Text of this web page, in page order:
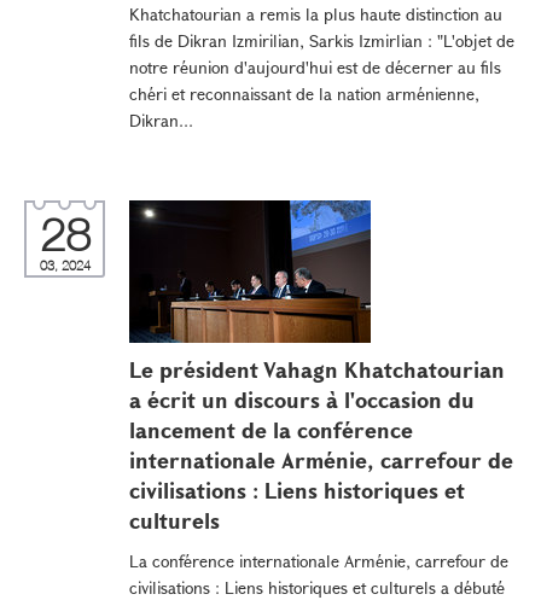
Khatchatourian a remis la plus haute distinction au
fils de Dikran Izmirilian, Sarkis Izmirlian : "L'objet de
notre réunion d'aujourd'hui est de décerner au fils
chéri et reconnaissant de la nation arménienne,
Dikran...
28
03, 2024
Le président Vahagn Khatchatourian
a écrit un discours à l'occasion du
lancement de la conférence
internationale Arménie, carrefour de
civilisations : Liens historiques et
culturels
La conférence internationale Arménie, carrefour de
civilisations : Liens historiques et culturels a débuté